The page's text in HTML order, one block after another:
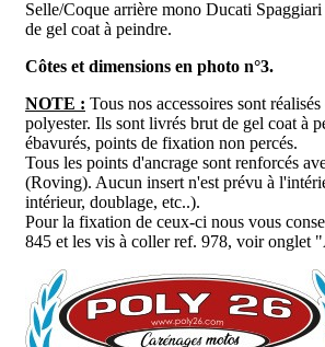
Selle/Coque arrière mono Ducati
de gel coat à peindre.
Côtes et dimensions en photo n°3.
NOTE : Tous nos accessoires sont
polyester. Ils sont livrés brut de gel coat à
ébavurés, points de fixation non percés.
Tous les points d'ancrage sont renforcés
(Roving). Aucun insert n'est prévu à
intérieur, doublage, etc..).
Pour la fixation de ceux-ci nous vous
845 et les vis à coller ref. 978, voir onglet